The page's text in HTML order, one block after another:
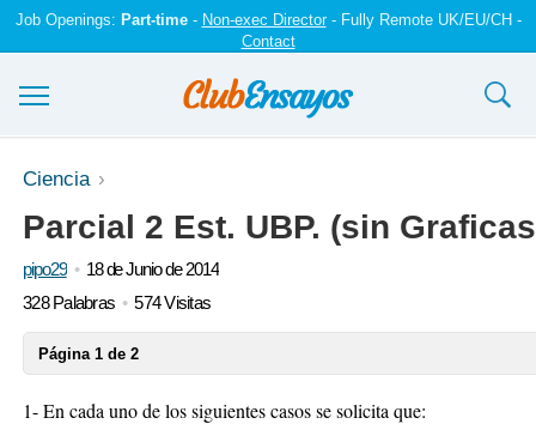
Job Openings: Part-time- Non-exec Director- Fully Remote UK/EU/CH -
Contact
Ensayos y trabajos
Registrarse
Iniciar sesión
Ciencia
Parcial 2 Est. UBP. (sin
pipo29
18 de Junio de 2014
328 Palabras
574 Visitas
Página 1 de 2
1- En cada uno de los siguientes casos se solicita que: